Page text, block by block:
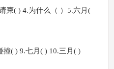
柬( ) 4.为什么（ ）5.六月(
撞( ) 9.七月( ) 10.三月( )